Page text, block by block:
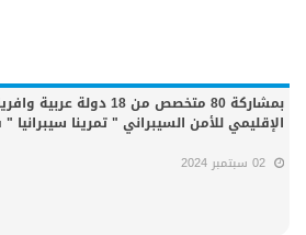
بمشاركة 80 متخصص من 18
الإقليمي للأمن السيبراني " تمرينا
02 سبتمبر 2024